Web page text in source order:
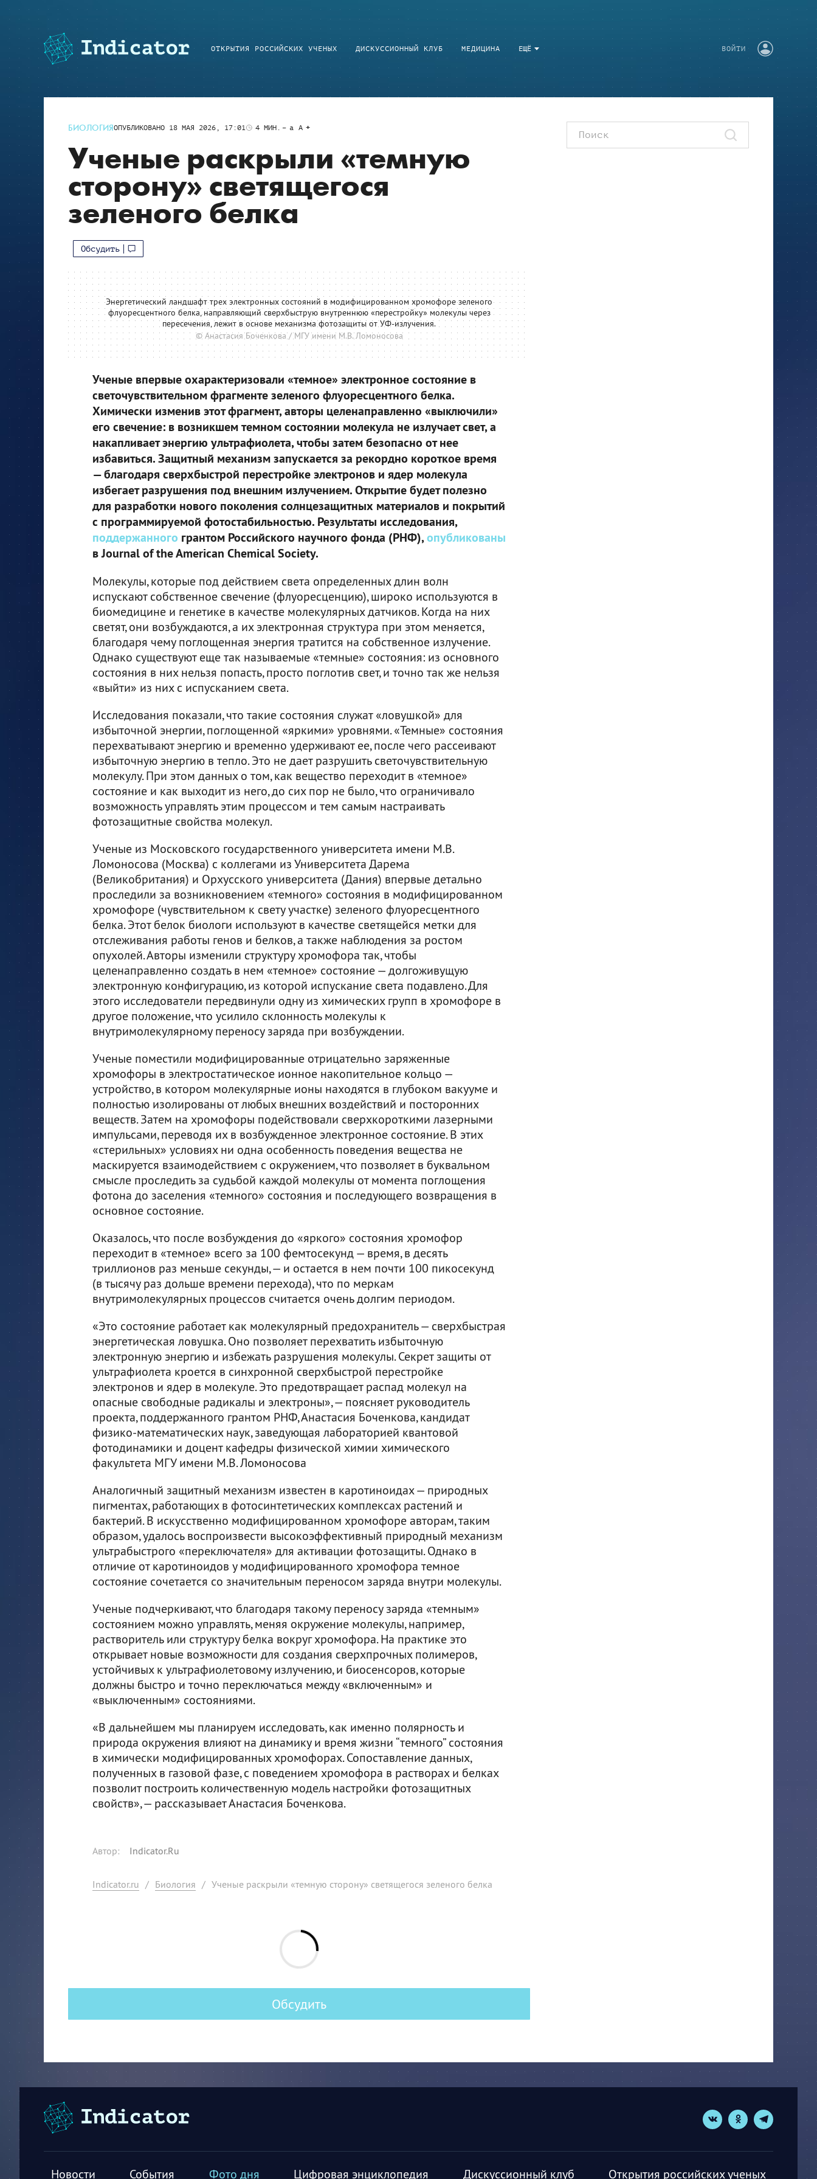
ЕЩЁ
ОТКРЫТИЯ РОССИЙСКИХ УЧЕНЫХ ДИСКУССИОННЫЙ КЛУБ МЕДИЦИНА ВОЙТИ
БИОЛОГИЯОПУБЛИКОВАНО 18 МАЯ 2026, 17:01 4 МИН. a A
Ученые раскрыли «темную
сторону» светящегося
зеленого белка
Обсудить
Энергетический ландшафт трех электронных состояний в модифицированном хромофоре зеленого
флуоресцентного белка, направляющий сверхбыструю внутреннюю «перестройку» молекулы через
пересечения, лежит в основе механизма фотозащиты от УФ-излучения.
© Анастасия Боченкова / МГУ имени М.В. Ломоносова
Ученые впервые охарактеризовали «темное» электронное состояние в
светочувствительном фрагменте зеленого флуоресцентного белка.
Химически изменив этот фрагмент, авторы целенаправленно «выключили»
его свечение: в возникшем темном состоянии молекула не излучает свет, а
накапливает энергию ультрафиолета, чтобы затем безопасно от нее
избавиться. Защитный механизм запускается за рекордно короткое время
— благодаря сверхбыстрой перестройке электронов и ядер молекула
избегает разрушения под внешним излучением. Открытие будет полезно
для разработки нового поколения солнцезащитных материалов и покрытий
с программируемой фотостабильностью. Результаты исследования,
поддержанного грантом Российского научного фонда (РНФ),опубликованы
в Journal of the American Chemical Society.
Молекулы, которые под действием света определенных длин волн
испускают собственное свечение (флуоресценцию), широко используются в
биомедицине и генетике в качестве молекулярных датчиков. Когда на них
светят, они возбуждаются, а их электронная структура при этом меняется,
благодаря чему поглощенная энергия тратится на собственное излучение.
Однако существуют еще так называемые «темные» состояния: из основного
состояния в них нельзя попасть, просто поглотив свет, и точно так же нельзя
«выйти» из них с испусканием света.
Исследования показали, что такие состояния служат «ловушкой» для
избыточной энергии, поглощенной «яркими» уровнями. «Темные» состояния
перехватывают энергию и временно удерживают ее, после чего рассеивают
избыточную энергию в тепло. Это не дает разрушить светочувствительную
молекулу. При этом данных о том, как вещество переходит в «темное»
состояние и как выходит из него, до сих пор не было, что ограничивало
возможность управлять этим процессом и тем самым настраивать
фотозащитные свойства молекул.
Ученые из Московского государственного университета имени М.В.
Ломоносова (Москва) с коллегами из Университета Дарема
(Великобритания) и Орхусского университета (Дания) впервые детально
проследили за возникновением «темного» состояния в модифицированном
хромофоре (чувствительном к свету участке) зеленого флуоресцентного
белка. Этот белок биологи используют в качестве светящейся метки для
отслеживания работы генов и белков, а также наблюдения за ростом
опухолей. Авторы изменили структуру хромофора так, чтобы
целенаправленно создать в нем «темное» состояние — долгоживущую
электронную конфигурацию, из которой испускание света подавлено. Для
этого исследователи передвинули одну из химических групп в хромофоре в
другое положение, что усилило склонность молекулы к
внутримолекулярному переносу заряда при возбуждении.
Ученые поместили модифицированные отрицательно заряженные
хромофоры в электростатическое ионное накопительное кольцо —
устройство, в котором молекулярные ионы находятся в глубоком вакууме и
полностью изолированы от любых внешних воздействий и посторонних
веществ. Затем на хромофоры подействовали сверхкороткими лазерными
импульсами, переводя их в возбужденное электронное состояние. В этих
«стерильных» условиях ни одна особенность поведения вещества не
маскируется взаимодействием с окружением, что позволяет в буквальном
смысле проследить за судьбой каждой молекулы от момента поглощения
фотона до заселения «темного» состояния и последующего возвращения в
основное состояние.
Оказалось, что после возбуждения до «яркого» состояния хромофор
переходит в «темное» всего за 100 фемтосекунд — время, в десять
триллионов раз меньше секунды, — и остается в нем почти 100 пикосекунд
(в тысячу раз дольше времени перехода), что по меркам
внутримолекулярных процессов считается очень долгим периодом.
«Это состояние работает как молекулярный предохранитель — сверхбыстрая
энергетическая ловушка. Оно позволяет перехватить избыточную
электронную энергию и избежать разрушения молекулы. Секрет защиты от
ультрафиолета кроется в синхронной сверхбыстрой перестройке
электронов и ядер в молекуле. Это предотвращает распад молекул на
опасные свободные радикалы и электроны», — поясняет руководитель
проекта, поддержанного грантом РНФ, Анастасия Боченкова, кандидат
физико-математических наук, заведующая лабораторией квантовой
фотодинамики и доцент кафедры физической химии химического
факультета МГУ имени М.В. Ломоносова
Аналогичный защитный механизм известен в каротиноидах — природных
пигментах, работающих в фотосинтетических комплексах растений и
бактерий. В искусственно модифицированном хромофоре авторам, таким
образом, удалось воспроизвести высокоэффективный природный механизм
ультрабыстрого «переключателя» для активации фотозащиты. Однако в
отличие от каротиноидов у модифицированного хромофора темное
состояние сочетается со значительным переносом заряда внутри молекулы.
Ученые подчеркивают, что благодаря такому переносу заряда «темным»
состоянием можно управлять, меняя окружение молекулы, например,
растворитель или структуру белка вокруг хромофора. На практике это
открывает новые возможности для создания сверхпрочных полимеров,
устойчивых к ультрафиолетовому излучению, и биосенсоров, которые
должны быстро и точно переключаться между «включенным» и
«выключенным» состояниями.
«В дальнейшем мы планируем исследовать, как именно полярность и
природа окружения влияют на динамику и время жизни “темного” состояния
в химически модифицированных хромофорах. Сопоставление данных,
полученных в газовой фазе, с поведением хромофора в растворах и белках
позволит построить количественную модель настройки фотозащитных
свойств», — рассказывает Анастасия Боченкова.
Автор: Indicator.Ru
Indicator.ru / Биология / Ученые раскрыли «темную сторону» светящегося зеленого белка
Обсудить
Новости События Фото дня Цифровая энциклопедия Дискуссионный клуб Открытия российских ученых